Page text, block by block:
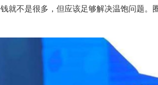
就不是很多，但应该足够解决温饱问题。